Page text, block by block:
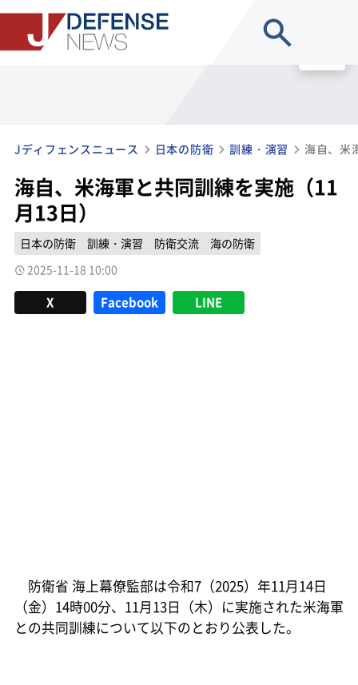
Jディフェンスニュース 日本の防衛 訓練・演習 海自、米
海自、米海軍と共同訓練を実施（11
月13日）
日本の防衛 訓練・演習 防衛交流
海の防衛
2025-11-18 10:00
X Facebook LINE
防衛省 海上幕僚監部は令和7（2025）年11月14日
（金）14時00分、11月13日（木）に実施された米海軍
との共同訓練について以下のとおり公表した。